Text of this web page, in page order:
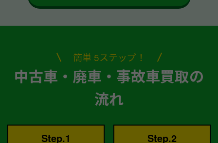
簡単 5ステップ！
中古車・廃車・事故車買取の
流れ
Step.1 Step.2